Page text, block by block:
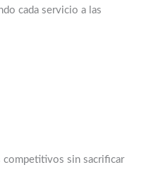
cada servicio a las
competitivos sin sacrificar